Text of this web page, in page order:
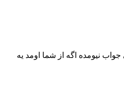
اگه از شما اومد یه